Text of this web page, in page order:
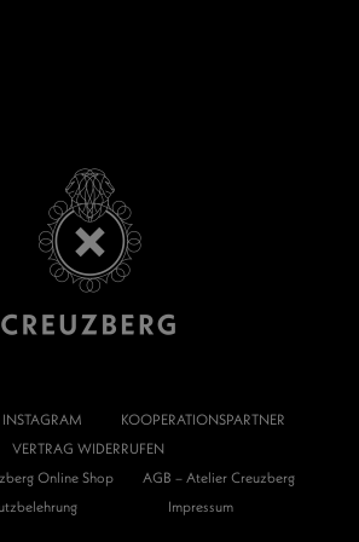
INSTAGRAM
KOOPERATIONSPARTNER
VERTRAG WIDERRUFEN
Online Shop
AGB – Atelier Creuzberg
Impressum